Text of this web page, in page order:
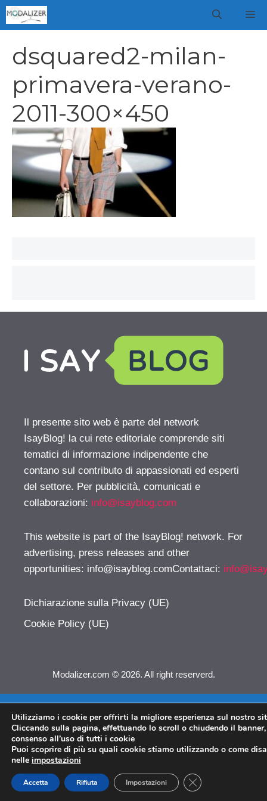
Vai
al
dsquared2-milan-
primavera-verano-
2011-300×450
Il presente sito web è parte del network
IsayBlog! la cui rete editoriale comprende siti
tematici di informazione indipendente che
contano sul contributo di appassionati ed esperti
del settore. Per pubblicità, comunicati e
collaborazioni: info@isayblog.com
This website is part of the IsayBlog! network. For
advertising, press releases and other
opportunities: info@isayblog.comContattaci:
Dichiarazione sulla Privacy (UE)
Cookie Policy (UE)
Modalizer.com © 2026. All right reserverd.
Utilizziamo i cookie per offrirti la migliore esperienza sul nostro
Cliccando sulla pagina, effettuando lo scroll o chiudendo il
consenso all’uso di tutti i cookie
Puoi scoprire di più su quali cookie stiamo utilizzando o come
nelle impostazioni
Accetta Rifiuta Impostazioni CLOSE GDPR